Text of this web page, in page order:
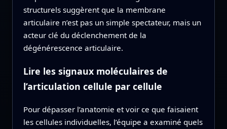
structurels suggèrent que la membrane
articulaire n’est pas un simple spectateur, mais un
acteur clé du déclenchement de la
dégénérescence articulaire.
Lire les signaux moléculaires de
l’articulation cellule par cellule
Pour dépasser l’anatomie et voir ce que faisaient
les cellules individuelles, l’équipe a examiné quels